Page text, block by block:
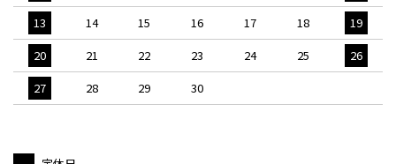
13
14 15 16 17 18
19
20
21 22 23 24 25
26
27
28 29 30